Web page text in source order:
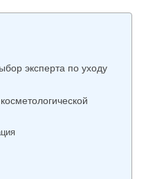
эксперта по уходу